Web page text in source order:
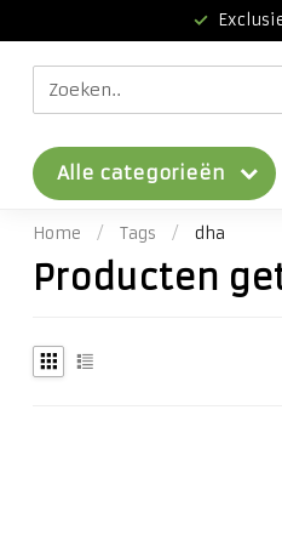
Alle categorieën
Home / Tags / dha
Producten